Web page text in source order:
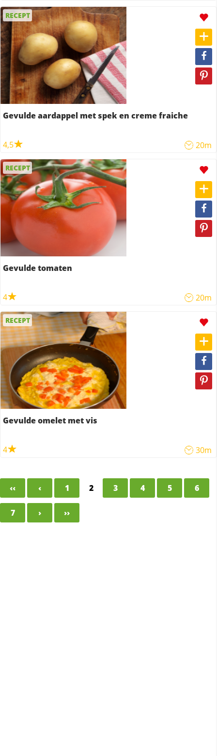
RECEPT
Gevulde aardappel met spek en creme fraiche
4,5 20m
RECEPT
Gevulde tomaten
4 20m
RECEPT
Gevulde omelet met vis
4 30m
‹‹ ‹ 1 2 3 4 5 6
7 › ››